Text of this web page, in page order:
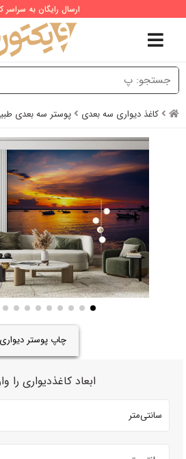
ارسال رایگان به سراسر
کاغذ دیواری سه بعدی پوستر سه بعدی
چاپ پوستر دیواری
ابعاد کاغذدیواری را
سانتی‌متر